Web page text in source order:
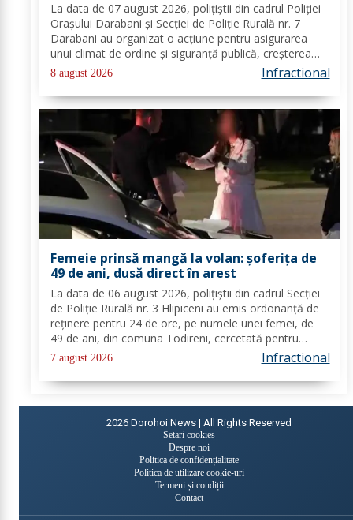
La data de 07 august 2026, polițiștii din cadrul Poliției
Orașului Darabani și Secției de Poliție Rurală nr. 7
Darabani au organizat o acțiune pentru asigurarea
unui climat de ordine și siguranță publică, creșterea
gradului de siguranță rutieră și combaterea faptelor
antisociale, în localitatea...
8 august 2026 Infractional
Femeie prinsă mangă la volan: șoferița de
49 de ani, dusă direct în arest
La data de 06 august 2026, polițiștii din cadrul Secției
de Poliție Rurală nr. 3 Hlipiceni au emis ordonanță de
reținere pentru 24 de ore, pe numele unei femei, de
49 de ani, din comuna Todireni, cercetată pentru
comiterea infracțiunii de conducerea unui vehicul sub
influența alcoolului. În urma...
7 august 2026 Infractional
2026 Dorohoi News | All Rights Reserved
Setari cookies
Despre noi
Politica de confidențialitate
Politica de utilizare cookie-uri
Termeni și condiții
Contact